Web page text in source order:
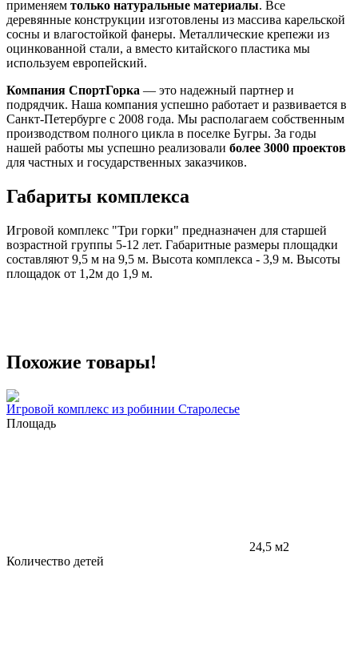
применяем только натуральные материалы. Все
деревянные конструкции изготовлены из массива карельской
сосны и влагостойкой фанеры. Металлические крепежи из
оцинкованной стали, а вместо китайского пластика мы
используем европейский.
Компания СпортГорка — это надежный партнер и
подрядчик. Наша компания успешно работает и развивается в
Санкт-Петербурге с 2008 года. Мы располагаем собственным
производством полного цикла в поселке Бугры. За годы
нашей работы мы успешно реализовали более 3000 проектов
для частных и государственных заказчиков.
Габариты комплекса
Игровой комплекс "Три горки" предназначен для старшей
возрастной группы 5-12 лет. Габаритные размеры площадки
составляют 9,5 м на 9,5 м. Высота комплекса - 3,9 м. Высоты
площадок от 1,2м до 1,9 м.
Похожие товары!
Игровой комплекс из робинии Старолесье
Площадь
24,5 м2
Количество детей